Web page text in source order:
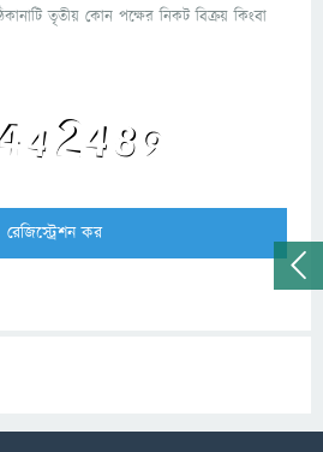
তৃতীয় কোন পক্ষের নিকট বিক্রয় কিংবা